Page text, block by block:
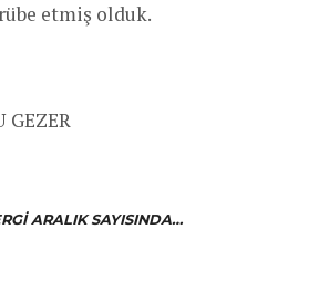
etmiş olduk.
GEZER
ARALIK SAYISINDA…